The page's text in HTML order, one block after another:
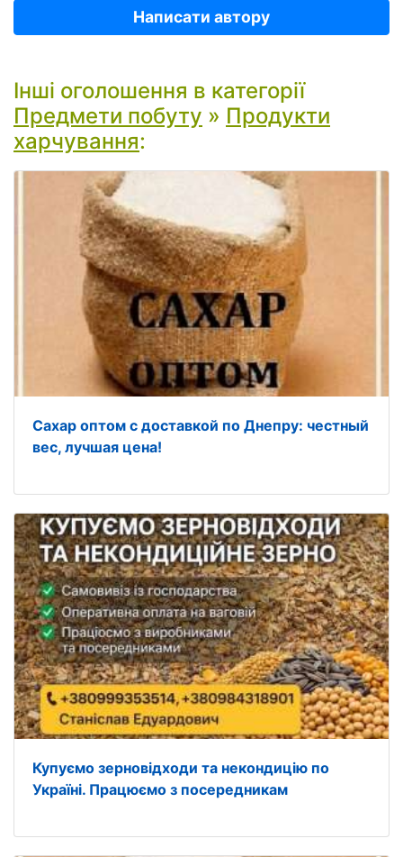
Написати автору
Інші оголошення в категорії
Предмети побуту » Продукти
харчування:
Сахар оптом с доставкой по Днепру: честный
вес, лучшая цена!
Купуємо зерновідходи та некондицію по
Україні. Працюємо з посередникам